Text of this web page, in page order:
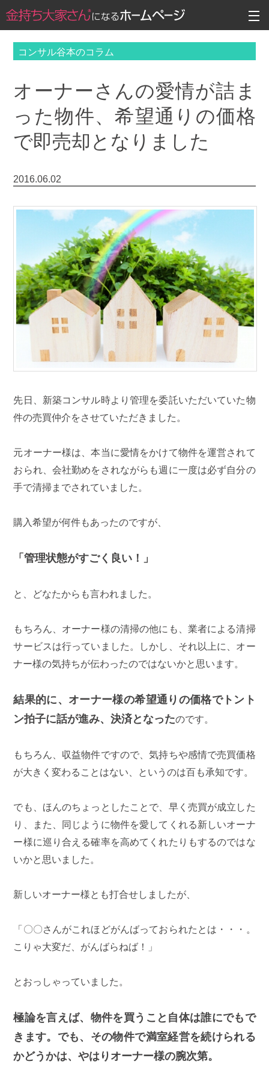
コンサル谷本のコラム
オーナーさんの愛情が詰ま
った物件、希望通りの価格
で即売却となりました
2016.06.02
先日、新築コンサル時より管理を委託いただいていた物
件の売買仲介をさせていただきました。
元オーナー様は、本当に愛情をかけて物件を運営されて
おられ、会社勤めをされながらも週に一度は必ず自分の
手で清掃までされていました。
購入希望が何件もあったのですが、
「管理状態がすごく良い！」
と、どなたからも言われました。
もちろん、オーナー様の清掃の他にも、業者による清掃
サービスは行っていました。しかし、それ以上に、オー
ナー様の気持ちが伝わったのではないかと思います。
結果的に、オーナー様の希望通りの価格でトント
ン拍子に話が進み、決済となったのです。
もちろん、収益物件ですので、気持ちや感情で売買価格
が大きく変わることはない、というのは百も承知です。
でも、ほんのちょっとしたことで、早く売買が成立した
り、また、同じように物件を愛してくれる新しいオーナ
ー様に巡り合える確率を高めてくれたりもするのではな
いかと思いました。
新しいオーナー様とも打合せしましたが、
「〇〇さんがこれほどがんばっておられたとは・・・。
こりゃ大変だ、がんばらねば！」
とおっしゃっていました。
極論を言えば、物件を買うこと自体は誰にでもで
きます。でも、その物件で満室経営を続けられる
かどうかは、やはりオーナー様の腕次第。